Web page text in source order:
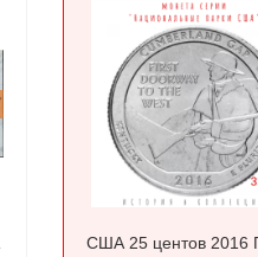
США 25 центов 2016